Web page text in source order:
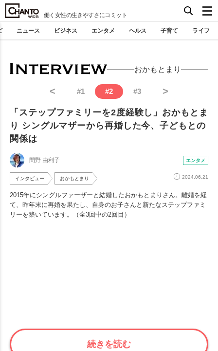
働く女性の生きやすさにコミット
ニュース ビジネス エンタメ ヘルス 子育て ライフ
おかもとまり
< #1 #2 #3 >
「ステップファミリーを2度経験し」おかもとま
り シングルマザーから再婚した今、子どもとの
関係は
間野 由利子 エンタメ
インタビュー おかもとまり 2024.06.21
2015年にシングルファーザーと結婚したおかもとまりさん。離婚を経
て、昨年末に再婚を果たし、自身のお子さんと新たなステップファミ
リーを築いています。（全3回中の2回目）
続きを読む